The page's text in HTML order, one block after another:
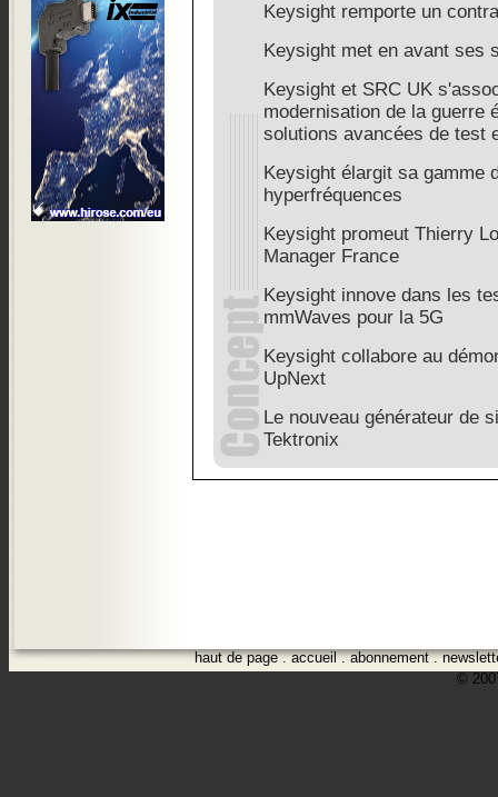
Keysight remporte un
Keysight met en avant ses
Keysight et SRC UK
modernisation de la guerre
solutions avancées de test
Keysight élargit sa gamme
hyperfréquences
Keysight promeut Thierry
Manager France
Keysight innove dans les
mmWaves pour la 5G
Keysight collabore au
UpNext
Le nouveau générateur de
Tektronix
haut de page.accueil.abonnement.
©